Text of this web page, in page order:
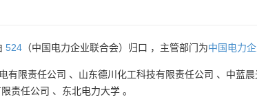
524 （中国电力企业联合会）归口 ，主管部门为中国电力
有限责任公司 、 山东德川化工科技有限责任公司 、 中蓝
责任公司 、 东北电力大学 。